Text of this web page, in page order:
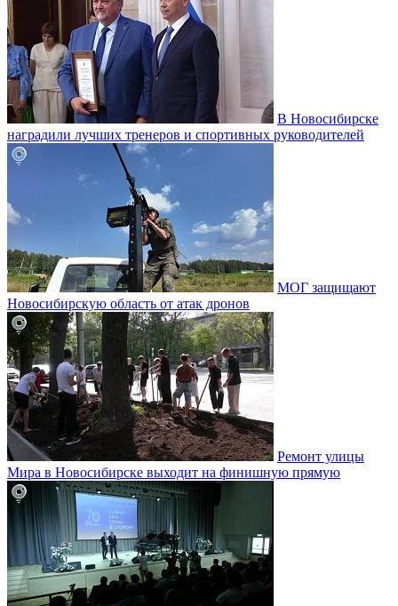
В Новосибирске
наградили лучших тренеров и спортивных руководителей
МОГ защищают
Новосибирскую область от атак дронов
Ремонт улицы
Мира в Новосибирске выходит на финишную прямую